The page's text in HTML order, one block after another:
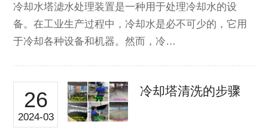
冷却水塔滤水处理装置是一种用于处理冷却水的设
备。在工业生产过程中，冷却水是必不可少的，它用
于冷却各种设备和机器。然而，冷…
26
2024-03
冷却塔清洗的步骤